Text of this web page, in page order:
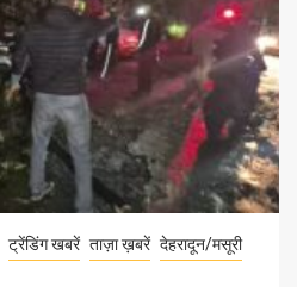
ट्रेंडिंग खबरें ताज़ा ख़बरें देहरादून/मसूरी